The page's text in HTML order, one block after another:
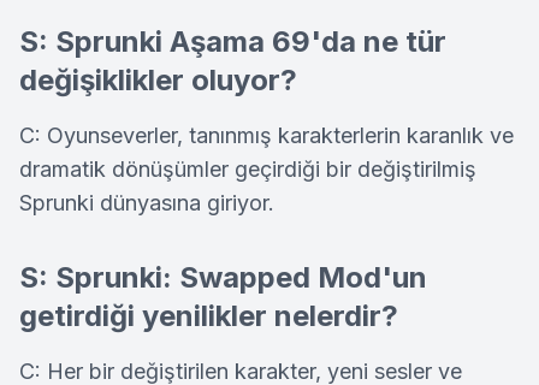
S: Sprunki Aşama 69'da ne tür
değişiklikler oluyor?
C: Oyunseverler, tanınmış karakterlerin karanlık ve
dramatik dönüşümler geçirdiği bir değiştirilmiş
Sprunki dünyasına giriyor.
S: Sprunki: Swapped Mod'un
getirdiği yenilikler nelerdir?
C: Her bir değiştirilen karakter, yeni sesler ve